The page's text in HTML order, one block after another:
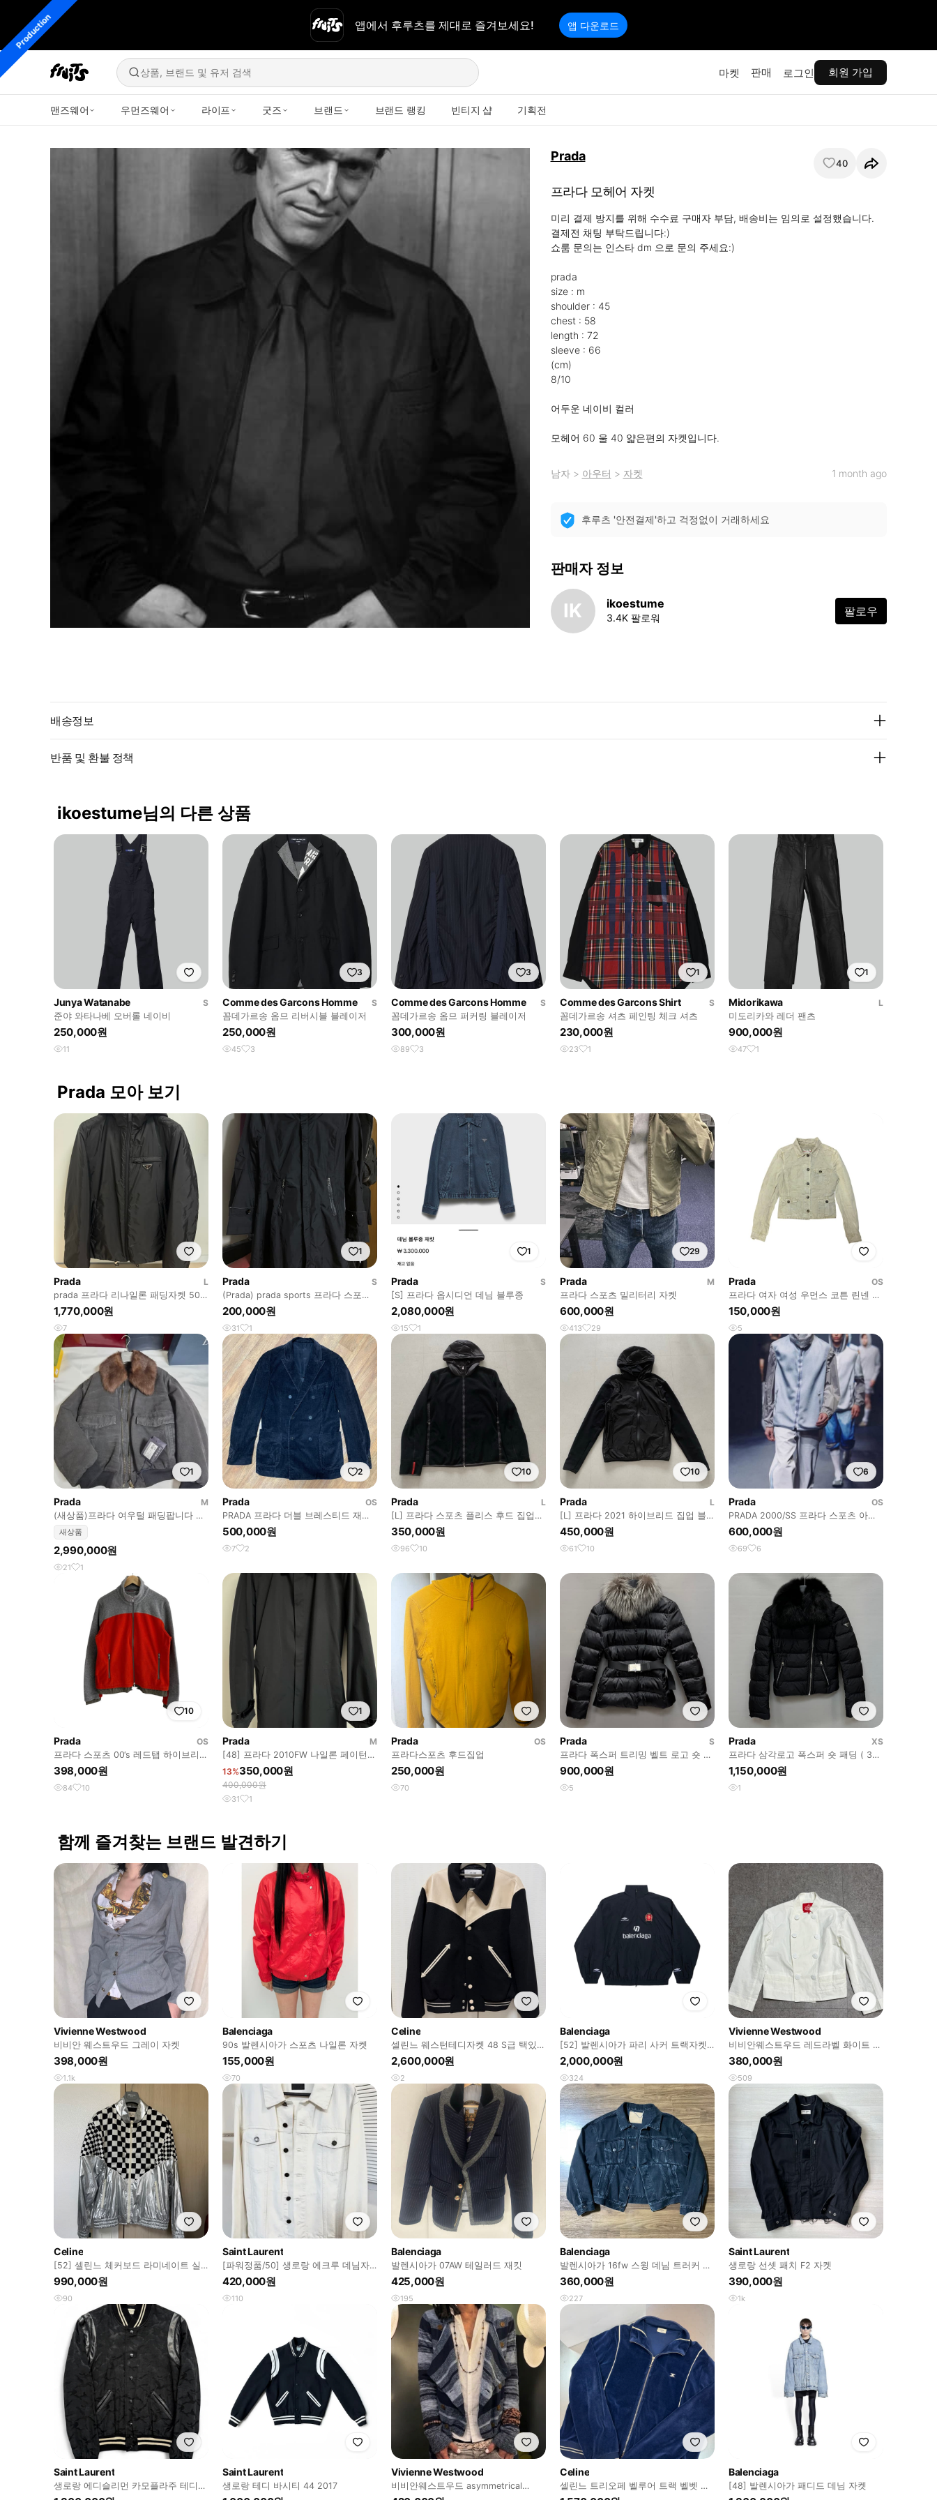
앱에서 후루츠를 제대로 즐겨보세요! 앱 다운로드
상품, 브랜드 및 유저 검색 마켓 판매 로그인 회원 가입
맨즈웨어 우먼즈웨어 라이프 굿즈 브랜드 브랜드 랭킹 빈티지 샵 기획전
Prada 40
프라다 모헤어 자켓
미리 결제 방지를 위해 수수료 구매자 부담, 배송비는 임의로 설정했습니다.
결제전 채팅 부탁드립니다:)
쇼룸 문의는 인스타 dm 으로 문의 주세요:)
prada
size : m
shoulder : 45
chest : 58
length : 72
sleeve : 66
(cm)
8/10
어두운 네이비 컬러
모헤어 60 울 40 얇은편의 자켓입니다.
남자> 아우터 > 자켓 1 month ago
후루츠 '안전결제'하고 걱정없이 거래하세요
판매자 정보
IK ikoestume
3.4K 팔로워 팔로우
배송정보
반품 및 환불 정책
ikoestume님의 다른 상품
Junya Watanabe
S
준야 와타나베 오버롤 네이비
250,000원
11
3
Comme des Garcons Homme
S
꼼데가르송 옴므 리버시블 블레이저
250,000원
45 3
3
Comme des Garcons Homme
S
꼼데가르송 옴므 퍼커링 블레이저
300,000원
89 3
1
Comme des Garcons Shirt
S
꼼데가르송 셔츠 페인팅 체크 셔츠
230,000원
23 1
1
Midorikawa
L
미도리카와 레더 팬츠
900,000원
47 1
Prada 모아 보기
Prada
L
prada 프라다 리나일론 패딩자켓 50
(sgn955)
1,770,000원
7
1
Prada
S
(Prada) prada sports 프라다 스포츠
블랙 롱 레인 코트
200,000원
31 1
1
Prada
S
[S] 프라다 옵시디언 데님 블루종
2,080,000원
15 1
29
Prada
M
프라다 스포츠 밀리터리 자켓
600,000원
413 29
Prada
OS
프라다 여자 여성 우먼스 코튼 린넨 자
켓
150,000원
5
1
Prada
M
(새상품)프라다 여우털 패딩팝니다 프
라다자켓 프라다가죽자켓
새상품
2,990,000원
21 1
2
Prada
OS
PRADA 프라다 더블 브레스티드 재킷
(쿄듀로이)
500,000원
7 2
10
Prada
L
[L] 프라다 스포츠 플리스 후드 집업
자켓 블랙
350,000원
96 10
10
Prada
L
[L] 프라다 2021 하이브리드 집업 블
루종 블랙
450,000원
61 10
6
Prada
OS
PRADA 2000/SS 프라다 스포츠 아카
이브 디테쳐블 재킷
600,000원
69 6
10
Prada
OS
프라다 스포츠 00‘s 레드탭 하이브리드
플리스 자켓
398,000원
84 10
1
Prada
M
[48] 프라다 2010FW 나일론 페이턴트
코트
13%350,000원
400,000원
31 1
Prada
OS
프라다스포츠 후드집업
250,000원
70
Prada
S
프라다 폭스퍼 트리밍 벨트 로고 숏 패
딩 (33 44)
900,000원
5
Prada
XS
프라다 삼각로고 폭스퍼 숏 패딩 ( 33
)
1,150,000원
1
함께 즐겨찾는 브랜드 발견하기
Vivienne Westwood
비비안 웨스트우드 그레이 자켓
398,000원
1.1k
Balenciaga
90s 발렌시아가 스포츠 나일론 자켓
155,000원
70
Celine
셀린느 웨스턴테디자켓 48 S급 택있음
(1회시착)
2,600,000원
2
Balenciaga
[52] 발렌시아가 파리 사커 트랙자켓
블랙
2,000,000원
324
Vivienne Westwood
비비안웨스트우드 레드라벨 화이트 자
켓
380,000원
509
Celine
[52] 셀린느 체커보드 라미네이트 실
버블록 오버 자켓
990,000원
90
Saint Laurent
[파워정품/50] 생로랑 에크루 데님자
켓
420,000원
110
Balenciaga
발렌시아가 07AW 테일러드 재킷
425,000원
195
Balenciaga
발렌시아가 16fw 스윙 데님 트러커 자
켓
360,000원
227
Saint Laurent
생로랑 선셋 패치 F2 자켓
390,000원
1k
Saint Laurent
생로랑 에디슬리먼 카모플라주 테디
바시티 48
Saint Laurent
생로랑 테디 바시티 44 2017
Vivienne Westwood
비비안웨스트우드 asymmetrical
summer 버튼 가디건
Celine
셀린느 트리오페 벨루어 트랙 벨벳 집
업
Balenciaga
[48] 발렌시아가 패디드 데님 자켓
Production